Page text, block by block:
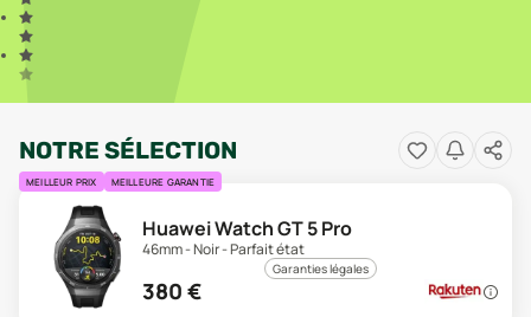
NOTRE SÉLECTION
MEILLEUR PRIX MEILLEURE GARANTIE
Huawei Watch GT 5 Pro
46mm - Noir - Parfait état
Garanties légales
380 €